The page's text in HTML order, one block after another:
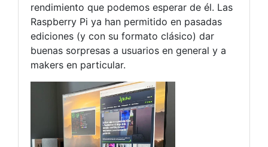
rendimiento que podemos esperar de él. Las
Raspberry Pi ya han permitido en pasadas
ediciones (y con su formato clásico) dar
buenas sorpresas a usuarios en general y a
makers en particular.